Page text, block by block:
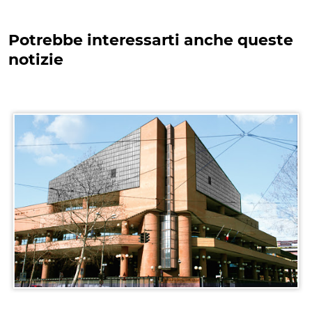
Potrebbe interessarti anche queste
notizie